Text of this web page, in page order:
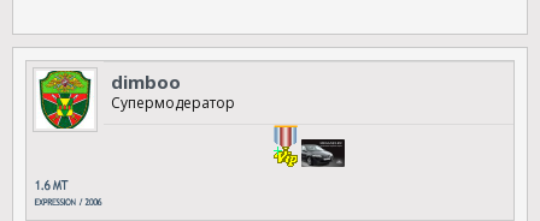
dimboo
Супермодератор